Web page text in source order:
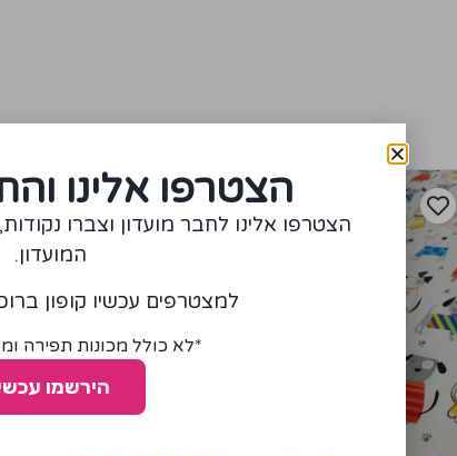
הצטרפו אלינו
הצטרפו אלינו לחבר מועדון וצברו
המועדון.
למצטרפים עכשיו קופון ברוכים
*לא כולל מכונות תפירה
הירשמו